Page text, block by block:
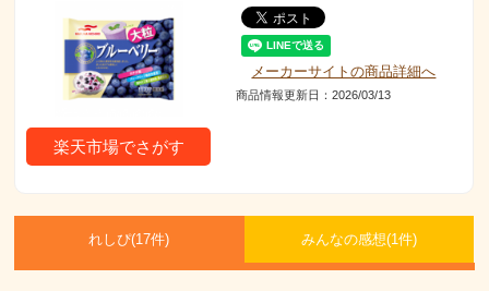
楽天市場でさがす
メーカーサイトの商品詳細へ
商品情報更新日：2026/03/13
れしぴ(17件) みんなの感想(1件)